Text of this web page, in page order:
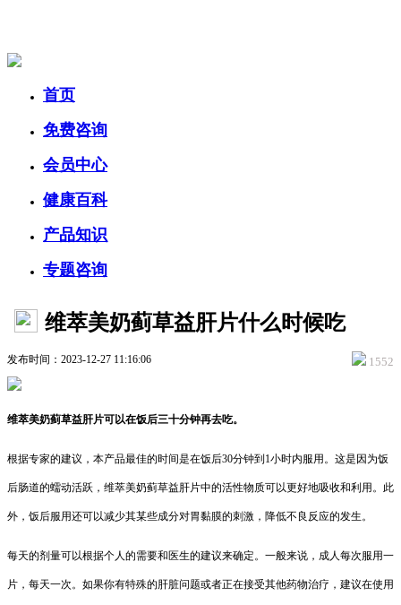
首页
免费咨询
会员中心
健康百科
产品知识
专题咨询
维萃美奶蓟草益肝片什么时候吃
发布时间：2023-12-27 11:16:06 1552
维萃美奶蓟草益肝片可以在饭后三十分钟再去吃。
根据专家的建议，本产品最佳的时间是在饭后30分钟到1小时内服用。这是因为饭
后肠道的蠕动活跃，维萃美奶蓟草益肝片中的活性物质可以更好地吸收和利用。此
外，饭后服用还可以减少其某些成分对胃黏膜的刺激，降低不良反应的发生。
每天的剂量可以根据个人的需要和医生的建议来确定。一般来说，成人每次服用一
片，每天一次。如果你有特殊的肝脏问题或者正在接受其他药物治疗，建议在使用